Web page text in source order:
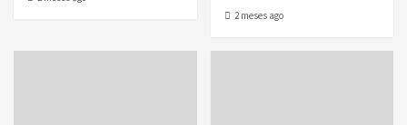
2 meses ago